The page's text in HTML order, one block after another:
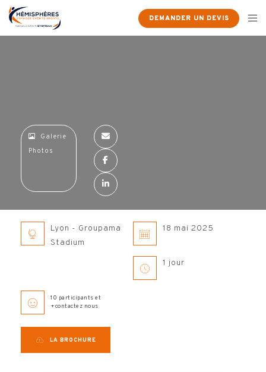
DEMANDER UN DEVIS
Galerie
Photos
Lyon - Groupama
Stadium
18 mai 2025
1 jour
10 participants et
+contactez nous
LA BROCHURE
×